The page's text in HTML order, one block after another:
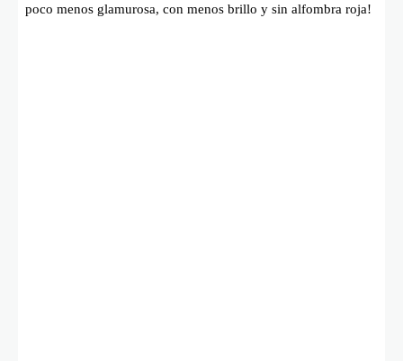
poco menos glamurosa, con menos brillo y sin alfombra roja!